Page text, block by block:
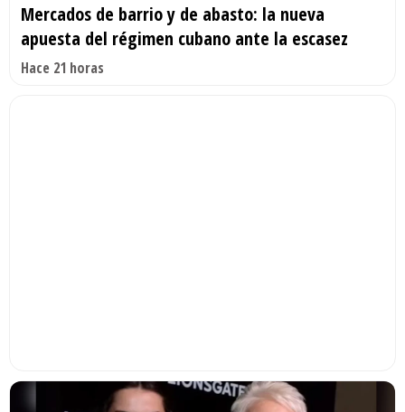
Mercados de barrio y de abasto: la nueva
apuesta del régimen cubano ante la escasez
Hace 21 horas